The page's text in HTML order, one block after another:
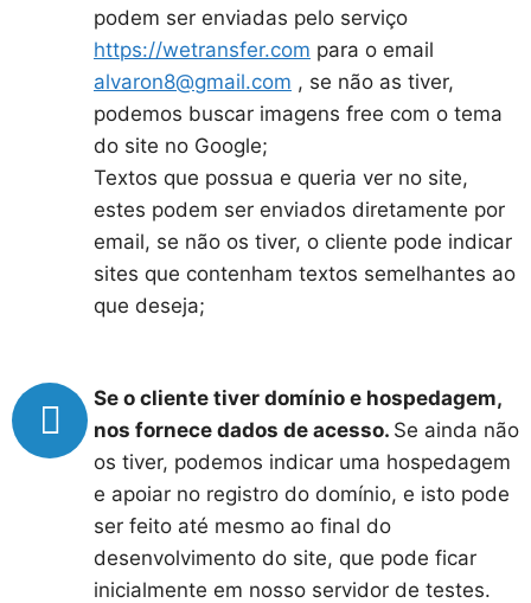
podem ser enviadas pelo serviço
https://wetransfer.com para o email
alvaron8@gmail.com , se não as tiver,
podemos buscar imagens free com o tema
do site no Google;
Textos que possua e queria ver no site,
estes podem ser enviados diretamente por
email, se não os tiver, o cliente pode indicar
sites que contenham textos semelhantes ao
que deseja;
Se o cliente tiver domínio e hospedagem,
nos fornece dados de acesso. Se ainda não
os tiver, podemos indicar uma hospedagem
e apoiar no registro do domínio, e isto pode
ser feito até mesmo ao final do
desenvolvimento do site, que pode ficar
inicialmente em nosso servidor de testes.